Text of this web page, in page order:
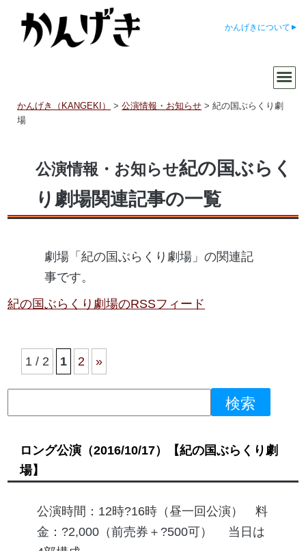
かんげきについて
かんげき（KANGEKI） >公演情報・お知らせ >紀の国ぶらくり劇
場
公演情報・お知らせ紀の国ぶらく
り劇場関連記事の一覧
劇場「紀の国ぶらくり劇場」の関連記
事です。
紀の国ぶらくり劇場のRSSフィード
1 / 2 1 2 »
ロング公演（2016/10/17）
【紀の国ぶらくり劇
場】
公演時間：12時?16時（昼一回公演） 料
金：?2,000（前売券＋?500可） 当日は